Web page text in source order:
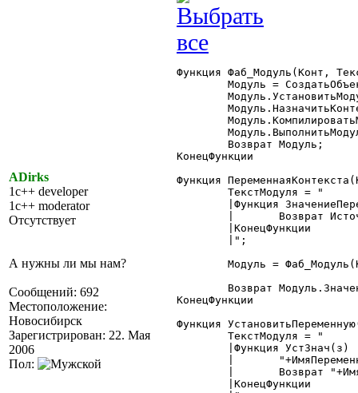
ADirks
1c++ developer
1c++ moderator
Отсутствует
А нужны ли мы нам?
Сообщений: 692
Местоположение:
Новосибирск
Зарегистрирован: 22. Мая
2006
Пол:
Функция Фаб_Модуль(Конт,
КонецФункции
Функция
КонецФункции
Функция